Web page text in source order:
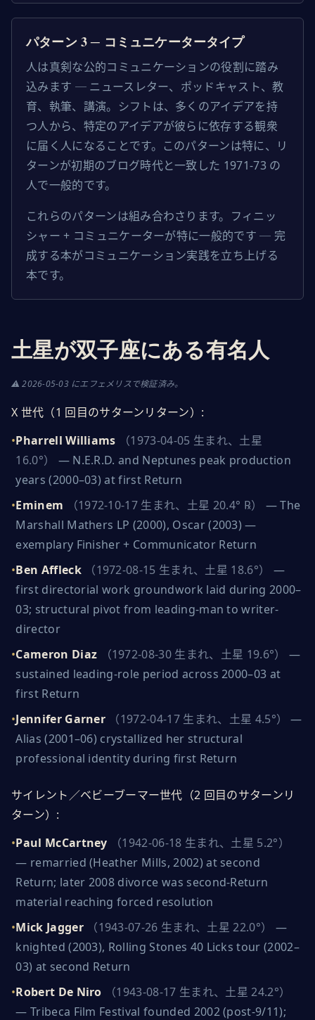
パターン 3 ─ コミュニケータータイプ
人は真剣な公的コミュニケーションの役割に踏み
込みます ─ ニュースレター、ポッドキャスト、教
育、執筆、講演。シフトは、多くのアイデアを持
つ人から、特定のアイデアが彼らに依存する観衆
に届く人になることです。このパターンは特に、リ
ターンが初期のブログ時代と一致した 1971-73 の
人で一般的です。
これらのパターンは組み合わさります。フィニッ
シャー + コミュニケーターが特に一般的です ─ 完
成する本がコミュニケーション実践を立ち上げる
本です。
土星が双子座にある有名人
⚠2026-05-03 にエフェメリスで検証済み。
X 世代（1 回目のサターンリターン） :
•Pharrell Williams
（1973-04-05 生まれ、土星
16.0°）
— N.E.R.D. and Neptunes peak production
years (2000–03) at first Return
•Eminem （1972-10-17 生まれ、土星 20.4° ℞） —The
Marshall Mathers LP (2000), Oscar (2003) —
exemplary Finisher + Communicator Return
•Ben Affleck （1972-08-15 生まれ、土星 18.6°）
—
first directorial work groundwork laid during 2000–
03; structural pivot from leading-man to writer-
director
•Cameron Diaz （1972-08-30 生まれ、土星 19.6°）
—
sustained leading-role period across 2000–03 at
first Return
•Jennifer Garner （1972-04-17 生まれ、土星 4.5°）
—
Alias (2001–06) crystallized her structural
professional identity during first Return
サイレント／ベビーブーマー世代（2 回目のサターンリ
ターン） :
•Paul McCartney
（1942-06-18 生まれ、土星 5.2°）
— remarried (Heather Mills, 2002) at second
Return; later 2008 divorce was second-Return
material reaching forced resolution
•Mick Jagger （1943-07-26 生まれ、土星 22.0°）
—
knighted (2003), Rolling Stones 40 Licks tour (2002–
03) at second Return
•Robert De Niro
（1943-08-17 生まれ、土星 24.2°）
— Tribeca Film Festival founded 2002 (post-9/11);